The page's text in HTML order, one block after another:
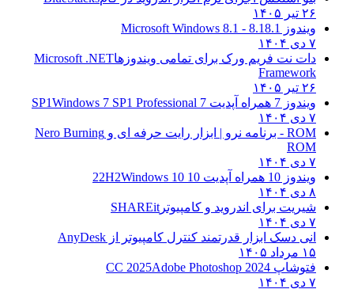
۲۶ تیر ۱۴۰۵
ویندوز 8.1
8.1 - Microsoft Windows 8.1
۷ دی ۱۴۰۴
دات نت فریم ورک برای تمامی ویندوزهاMicrosoft .NET
Framework
۲۶ تیر ۱۴۰۵
ویندوز 7 همراه آپدیت 7 SP1
Windows 7 SP1 Professional
۷ دی ۱۴۰۴
ROM - برنامه نرو | ابزار رایت حرفه ای و
Nero Burning
ROM
۷ دی ۱۴۰۴
ویندوز 10 همراه آپدیت 10 22H2
Windows 10
۸ دی ۱۴۰۴
شیریت برای اندروید و کامپیوتر SHAREit
۷ دی ۱۴۰۴
انی دسک ابزار قدرتمند کنترل کامپیوتر از AnyDesk
۱۵ مرداد ۱۴۰۵
فتوشاپ CC 2025 Adobe Photoshop 2024
۷ دی ۱۴۰۴